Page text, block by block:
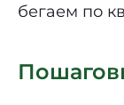
бегаем по